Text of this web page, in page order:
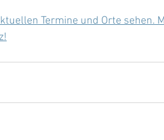
Termine und Orte sehen.